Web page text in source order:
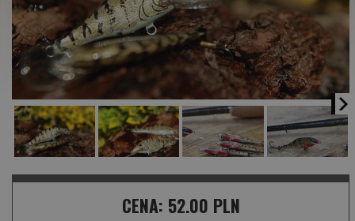
CENA: 52.00 PLN